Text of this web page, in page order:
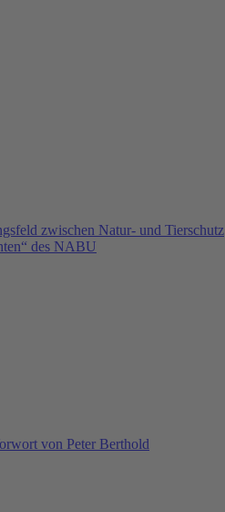
zwischen Natur- und Tierschutz
des NABU
von Peter Berthold